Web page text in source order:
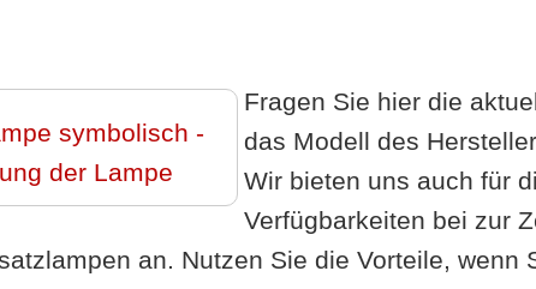
Fragen Sie hier die
das Modell des
Wir bieten uns auch für
Verfügbarkeiten bei zur
an. Nutzen Sie die Vorteile, wenn